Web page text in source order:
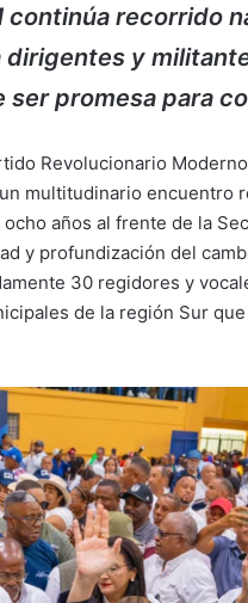
continúa recorrido
dirigentes y
ser promesa para
Revolucionario
multitudinario encuentro
años al frente de la
y profundización del
30 regidores y
de la región Sur